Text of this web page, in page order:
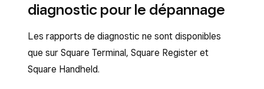
diagnostic pour le dépannage
Les rapports de diagnostic ne sont disponibles
que sur Square Terminal, Square Register et
Square Handheld.